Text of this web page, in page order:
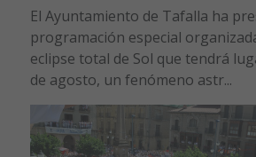
El Ayuntamiento de Tafalla ha
programación especial
eclipse total de Sol que tendrá
de agosto, un fenómeno astr...